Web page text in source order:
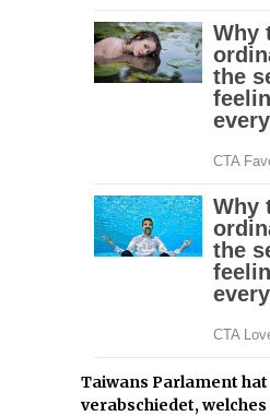
Taiwans Parlament
verabschiedet,